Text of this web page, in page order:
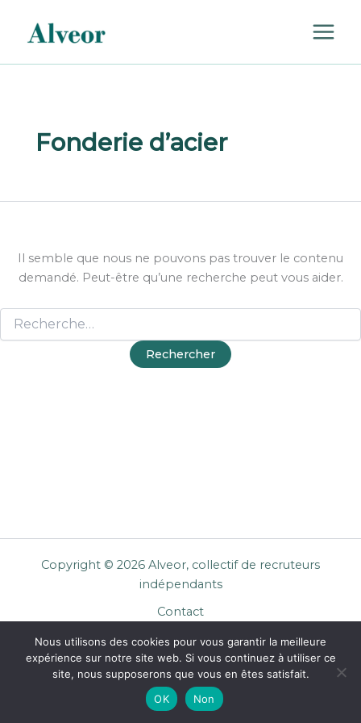
contenu
Fonderie d’acier
Il semble que nous ne pouvons pas trouver le contenu
demandé. Peut-être qu’une recherche peut vous aider.
Copyright © 2026 Alveor, collectif de recruteurs
indépendants
Contact
Mentions légales
Confidentialité
CGU Entreprises
Nous utilisons des cookies pour vous garantir la meilleure
expérience sur notre site web. Si vous continuez à utiliser ce
site, nous supposerons que vous en êtes satisfait.
OK
Non